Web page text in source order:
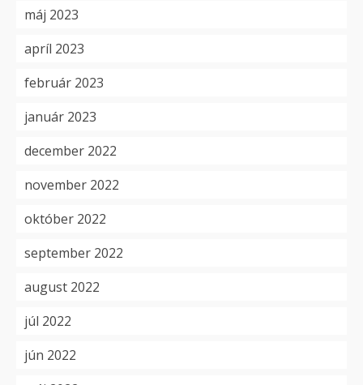
máj 2023
apríl 2023
február 2023
január 2023
december 2022
november 2022
október 2022
september 2022
august 2022
júl 2022
jún 2022